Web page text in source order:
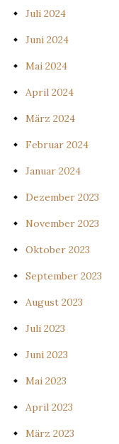
Juli 2024
Juni 2024
Mai 2024
April 2024
März 2024
Februar 2024
Januar 2024
Dezember 2023
November 2023
Oktober 2023
September 2023
August 2023
Juli 2023
Juni 2023
Mai 2023
April 2023
März 2023